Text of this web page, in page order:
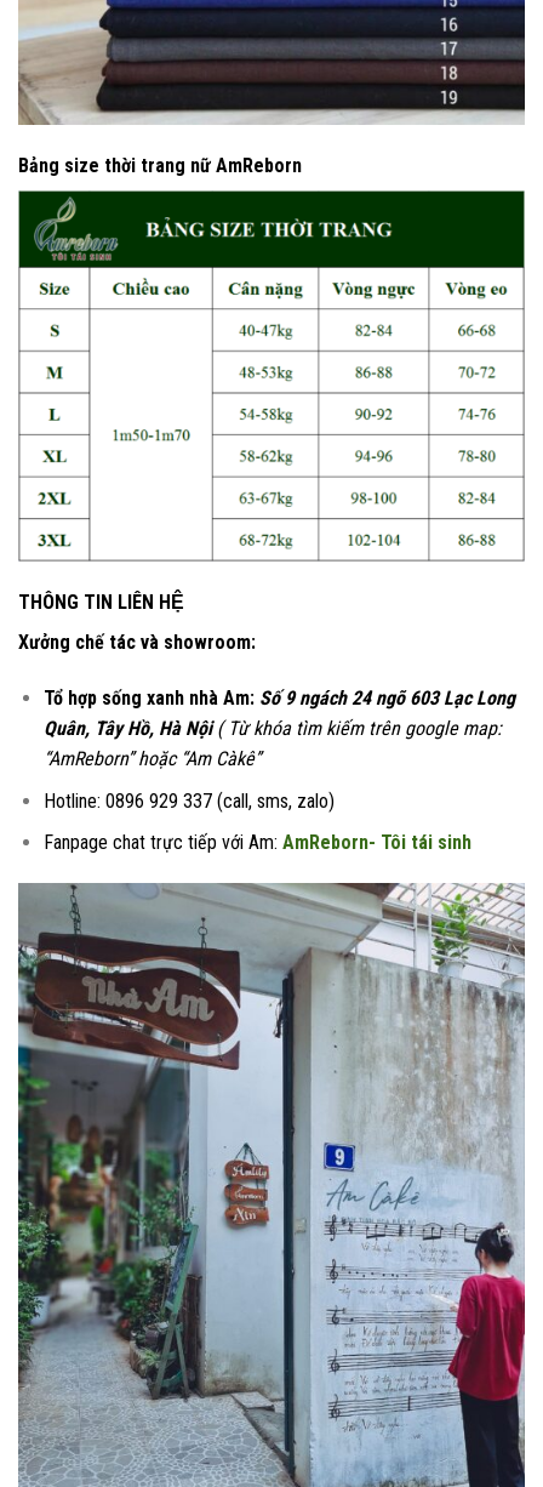
Bảng size thời trang nữ AmReborn
THÔNG TIN LIÊN HỆ
Xưởng chế tác và showroom:
Tổ hợp sống xanh nhà Am: Số 9 ngách 24 ngõ 603 Lạc Long
Quân, Tây Hồ, Hà Nội( Từ khóa tìm kiếm trên google map:
“AmReborn” hoặc “Am Càkê”
Hotline: 0896 929 337 (call, sms, zalo)
Fanpage chat trực tiếp với Am: AmReborn- Tôi tái sinh